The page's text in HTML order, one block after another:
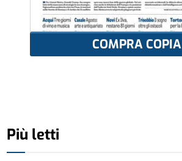
COMPRA COPIA
Più letti